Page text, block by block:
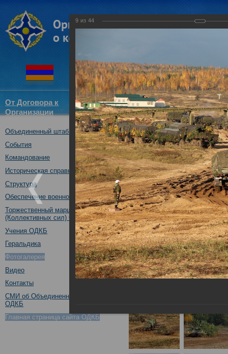
От Договора к
Организации
Структура
ОДКБ
Новости
Объединенный штаб ОДКБ
События
Командование
Историческая справка
Структура
Обеспечение военной безопасности
Торжественный марш Войск
(Коллективных сил) ОДКБ
Учения ОДКБ
Геральдика
Фотогалерея
Видео
Контакты
СМИ об Объединенном штабе
ОДКБ
Главная страница сайта ОДКБ
Специальное учение
средствами
государств – членов
Нижегородская обл.,
08.10.2019
9 из 44